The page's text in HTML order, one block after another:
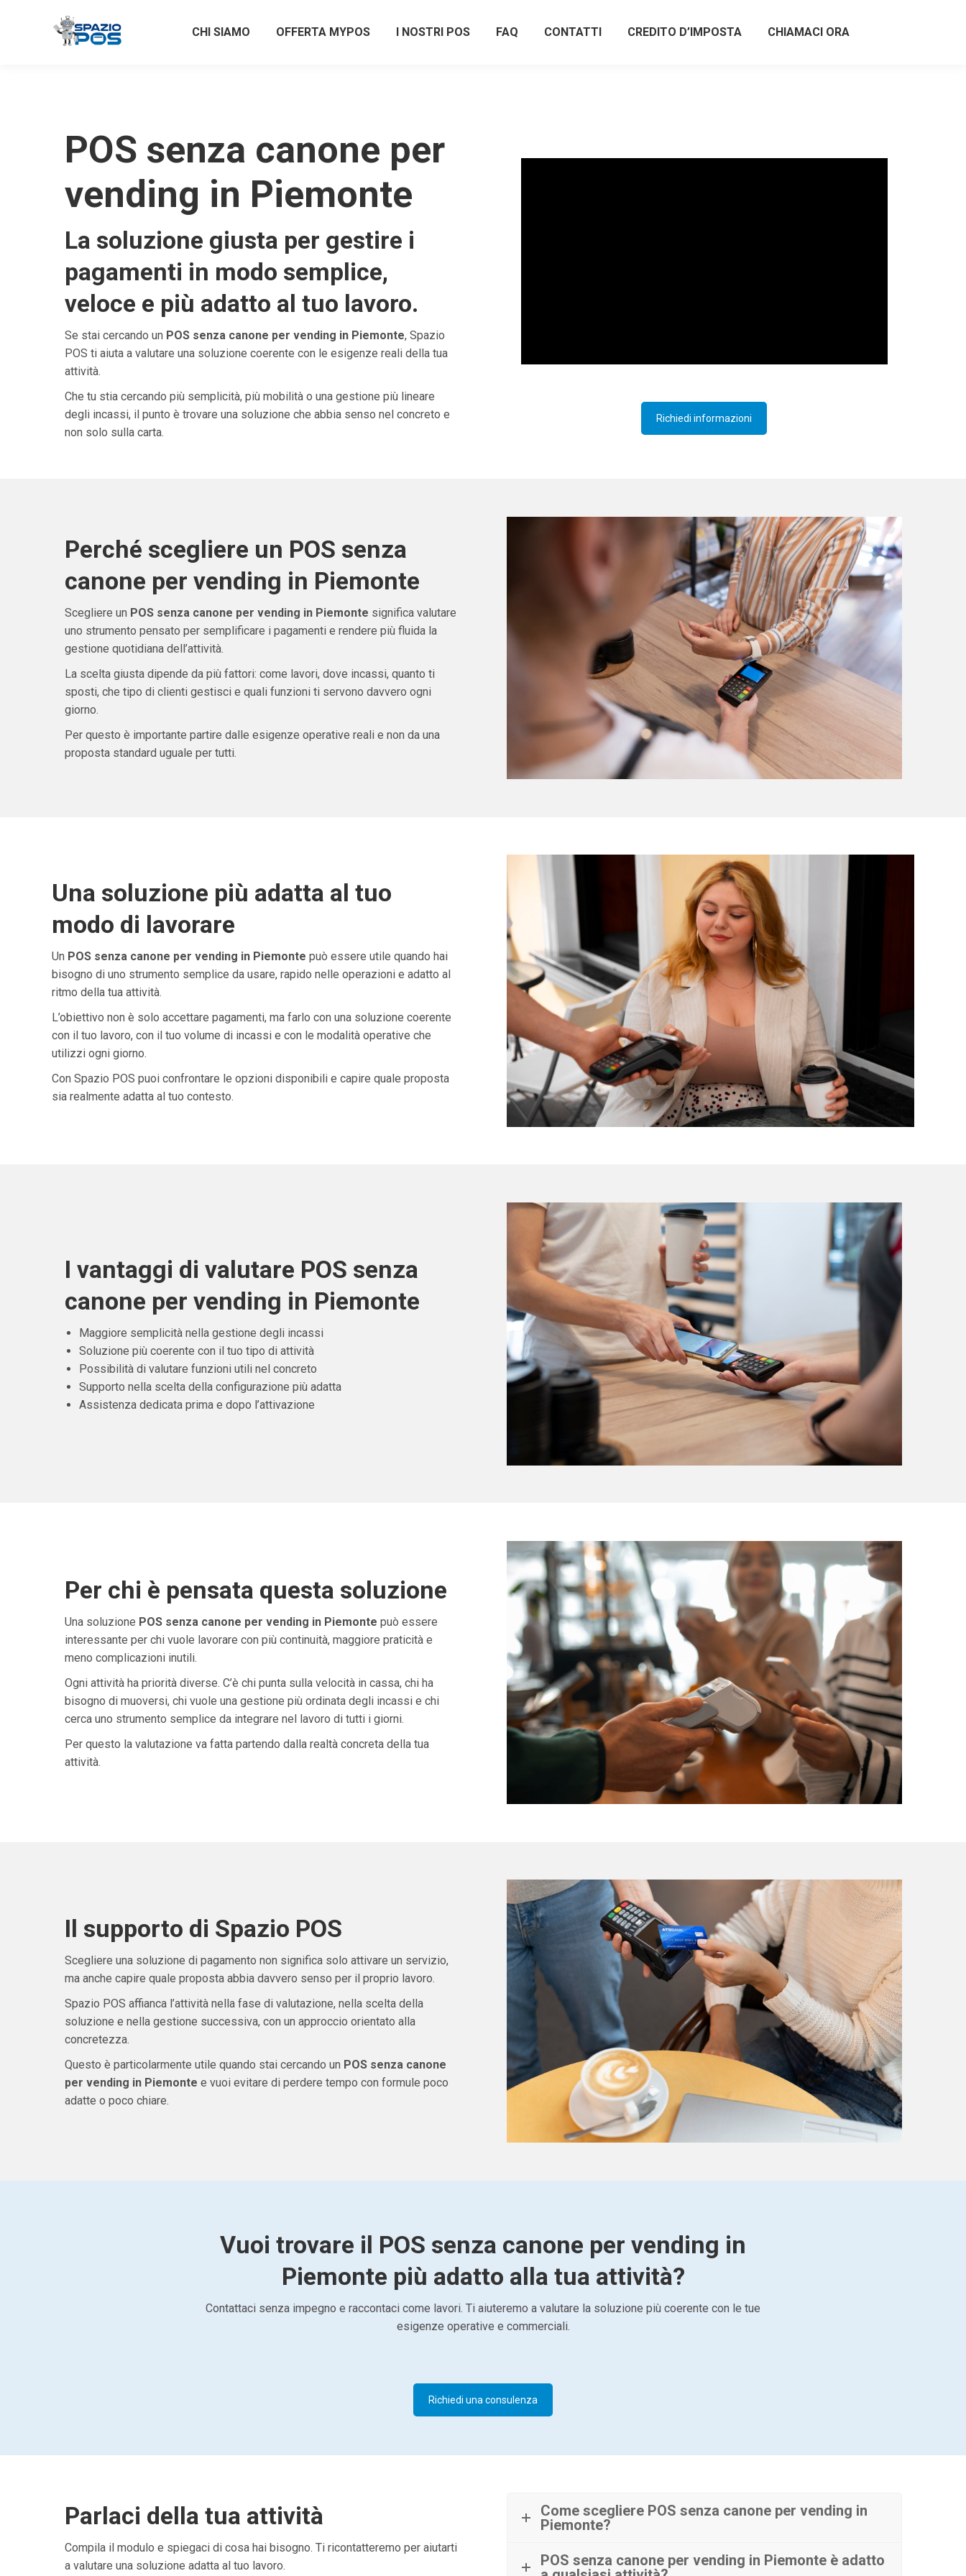
CHI SIAMO OFFERTA MYPOS I NOSTRI POS FAQ CONTATTI CREDITO D’IMPOSTA CHIAMACI ORA
POS senza canone per
vending in Piemonte
La soluzione giusta per gestire i
pagamenti in modo semplice,
veloce e più adatto al tuo lavoro.
Se stai cercando un POS senza canone per vending in Piemonte, Spazio
POS ti aiuta a valutare una soluzione coerente con le esigenze reali della tua
attività.
Che tu stia cercando più semplicità, più mobilità o una gestione più lineare
degli incassi, il punto è trovare una soluzione che abbia senso nel concreto e
non solo sulla carta.
Richiedi informazioni
Perché scegliere un POS senza
canone per vending in Piemonte
Scegliere un POS senza canone per vending in Piemonte significa valutare
uno strumento pensato per semplificare i pagamenti e rendere più fluida la
gestione quotidiana dell’attività.
La scelta giusta dipende da più fattori: come lavori, dove incassi, quanto ti
sposti, che tipo di clienti gestisci e quali funzioni ti servono davvero ogni
giorno.
Per questo è importante partire dalle esigenze operative reali e non da una
proposta standard uguale per tutti.
Una soluzione più adatta al tuo
modo di lavorare
Un POS senza canone per vending in Piemonte può essere utile quando hai
bisogno di uno strumento semplice da usare, rapido nelle operazioni e adatto al
ritmo della tua attività.
L’obiettivo non è solo accettare pagamenti, ma farlo con una soluzione coerente
con il tuo lavoro, con il tuo volume di incassi e con le modalità operative che
utilizzi ogni giorno.
Con Spazio POS puoi confrontare le opzioni disponibili e capire quale proposta
sia realmente adatta al tuo contesto.
I vantaggi di valutare POS senza
canone per vending in Piemonte
Maggiore semplicità nella gestione degli incassi
Soluzione più coerente con il tuo tipo di attività
Possibilità di valutare funzioni utili nel concreto
Supporto nella scelta della configurazione più adatta
Assistenza dedicata prima e dopo l’attivazione
Per chi è pensata questa soluzione
Una soluzione POS senza canone per vending in Piemonte può essere
interessante per chi vuole lavorare con più continuità, maggiore praticità e
meno complicazioni inutili.
Ogni attività ha priorità diverse. C’è chi punta sulla velocità in cassa, chi ha
bisogno di muoversi, chi vuole una gestione più ordinata degli incassi e chi
cerca uno strumento semplice da integrare nel lavoro di tutti i giorni.
Per questo la valutazione va fatta partendo dalla realtà concreta della tua
attività.
Il supporto di Spazio POS
Scegliere una soluzione di pagamento non significa solo attivare un servizio,
ma anche capire quale proposta abbia davvero senso per il proprio lavoro.
Spazio POS affianca l’attività nella fase di valutazione, nella scelta della
soluzione e nella gestione successiva, con un approccio orientato alla
concretezza.
Questo è particolarmente utile quando stai cercando un POS senza canone
per vending in Piemonte e vuoi evitare di perdere tempo con formule poco
adatte o poco chiare.
Vuoi trovare il POS senza canone per vending in
Piemonte più adatto alla tua attività?
Contattaci senza impegno e raccontaci come lavori. Ti aiuteremo a valutare la soluzione più coerente con le tue
esigenze operative e commerciali.
Richiedi una consulenza
Parlaci della tua attività
Compila il modulo e spiegaci di cosa hai bisogno. Ti ricontatteremo per aiutarti
a valutare una soluzione adatta al tuo lavoro.
Come scegliere POS senza canone per vending in
Piemonte?
POS senza canone per vending in Piemonte è adatto